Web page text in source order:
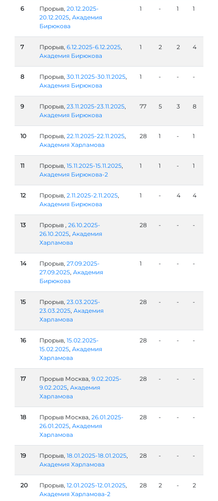
6 Прорыв, 20.12.2025-
20.12.2025, Академия
Бирюкова
1 - 1 1
7 Прорыв, 6.12.2025-6.12.2025,
Академия Бирюкова
1 2 2 4
8 Прорыв, 30.11.2025-30.11.2025,
Академия Бирюкова
1 - - -
9 Прорыв, 23.11.2025-23.11.2025,
Академия Бирюкова
77 5 3 8
10 Прорыв, 22.11.2025-22.11.2025,
Академия Харламова
28 1 - 1
11 Прорыв, 15.11.2025-15.11.2025,
Академия Бирюкова-2
1 1 - 1
12 Прорыв, 2.11.2025-2.11.2025,
Академия Бирюкова
1 - 4 4
13 Прорыв , 26.10.2025-
26.10.2025, Академия
Харламова
28 - - -
14 Прорыв, 27.09.2025-
27.09.2025, Академия
Бирюкова
1 - - -
15 Прорыв, 23.03.2025-
23.03.2025, Академия
Харламова
28 - - -
16 Прорыв, 15.02.2025-
15.02.2025, Академия
Харламова
28 - - -
17 Прорыв Москва, 9.02.2025-
9.02.2025, Академия
Харламова
28 - - -
18 Прорыв Москва, 26.01.2025-
26.01.2025, Академия
Харламова
28 - - -
19 Прорыв, 18.01.2025-18.01.2025,
Академия Харламова
28 - - -
20 Прорыв, 12.01.2025-12.01.2025,
Академия Харламова-2
28 2 - 2